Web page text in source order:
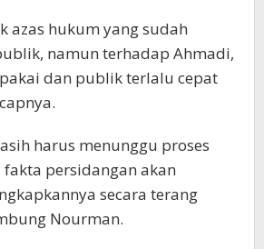
azas hukum yang sudah
namun terhadap Ahmadi,
dan publik terlalu cepat
harus menunggu proses
persidangan akan
secara terang
Nourman.